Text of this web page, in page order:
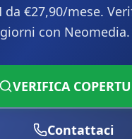
da €27,90/mese.
con Neomedia.
VERIFICA
Contattaci